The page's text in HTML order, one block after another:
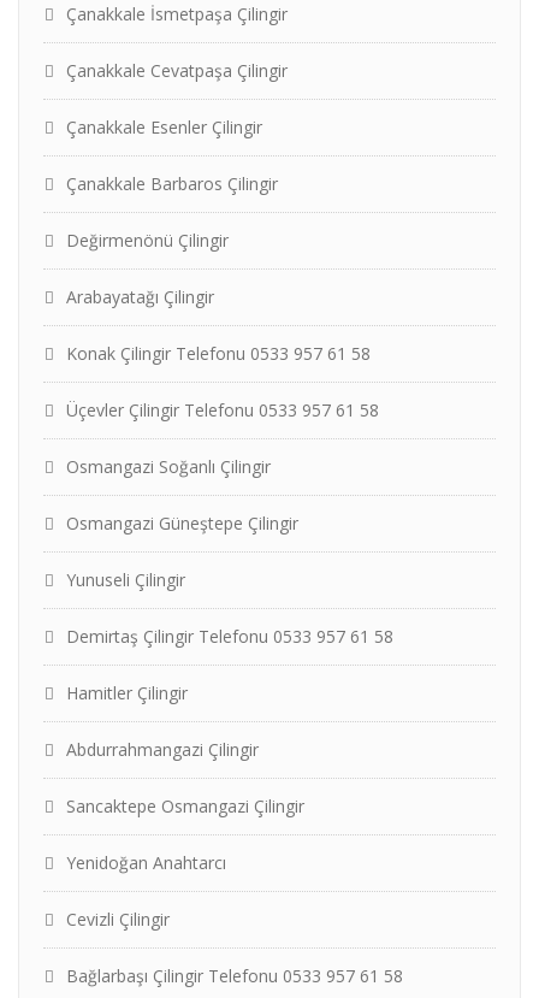
Çanakkale İsmetpaşa Çilingir
Çanakkale Cevatpaşa Çilingir
Çanakkale Esenler Çilingir
Çanakkale Barbaros Çilingir
Değirmenönü Çilingir
Arabayatağı Çilingir
Konak Çilingir Telefonu 0533 957 61 58
Üçevler Çilingir Telefonu 0533 957 61 58
Osmangazi Soğanlı Çilingir
Osmangazi Güneştepe Çilingir
Yunuseli Çilingir
Demirtaş Çilingir Telefonu 0533 957 61 58
Hamitler Çilingir
Abdurrahmangazi Çilingir
Sancaktepe Osmangazi Çilingir
Yenidoğan Anahtarcı
Cevizli Çilingir
Bağlarbaşı Çilingir Telefonu 0533 957 61 58